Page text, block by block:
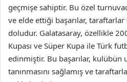
geçmişe sahiptir. Bu özel
ve elde ettiği başarılar,
doludur. Galatasaray, özellikle
Kupası ve Süper Kupa ile Türk
edinmiştir. Bu başarılar, kulübün
tanınmasını sağlamış ve